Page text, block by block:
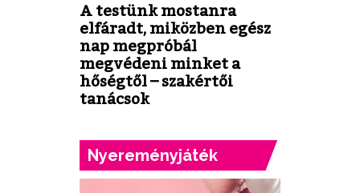
A testünk mostanra
elfáradt, miközben egész
nap megpróbál
megvédeni minket a
hőségtől – szakértői
tanácsok
Nyereményjáték